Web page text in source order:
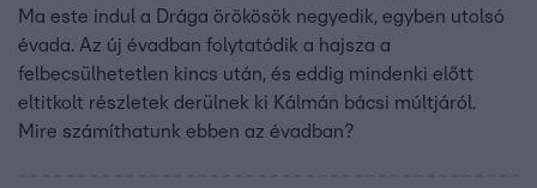
Ma este indul a Drága örökösök negyedik, egyben utolsó
évada. Az új évadban folytatódik a hajsza a
felbecsülhetetlen kincs után, és eddig mindenki előtt
eltitkolt részletek derülnek ki Kálmán bácsi múltjáról.
Mire számíthatunk ebben az évadban?